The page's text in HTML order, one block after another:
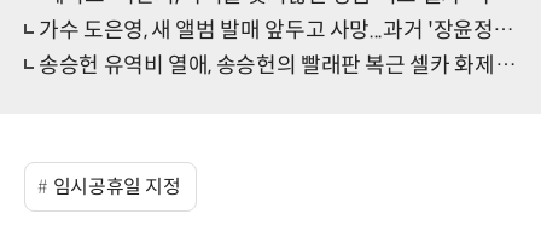
가수 도은영, 새 앨범 발매 앞두고 사망...과거 '장윤정 닮은꼴'로 유명세
송승헌 유역비 열애, 송승헌의 빨래판 복근 셀카 화제 '상반신 노출 눈길'
임시공휴일 지정